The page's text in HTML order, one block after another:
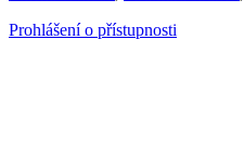
Prohlášení o přístupnosti